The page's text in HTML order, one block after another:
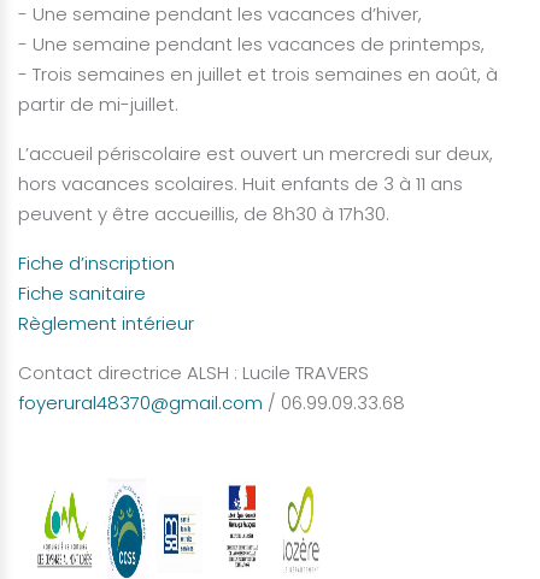
- Une semaine pendant les vacances d’hiver,
- Une semaine pendant les vacances de printemps,
- Trois semaines en juillet et trois semaines en août, à
partir de mi-juillet.
L’accueil périscolaire est ouvert un mercredi sur deux,
hors vacances scolaires. Huit enfants de 3 à 11 ans
peuvent y être accueillis, de 8h30 à 17h30.
Fiche d’inscription
Fiche sanitaire
Règlement intérieur
Contact directrice ALSH : Lucile TRAVERS
foyerural48370@gmail.com / 06.99.09.33.68